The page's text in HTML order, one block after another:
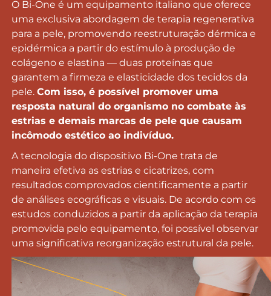
O Bi-One é um equipamento italiano que oferece
uma exclusiva abordagem de terapia regenerativa
para a pele, promovendo reestruturação dérmica e
epidérmica a partir do estímulo à produção de
colágeno e elastina — duas proteínas que
garantem a firmeza e elasticidade dos tecidos da
pele.Com isso, é possível promover uma
resposta natural do organismo no combate às
estrias e demais marcas de pele que causam
incômodo estético ao indivíduo.
A tecnologia do dispositivo Bi-One trata de
maneira efetiva as estrias e cicatrizes, com
resultados comprovados cientificamente a partir
de análises ecográficas e visuais. De acordo com os
estudos conduzidos a partir da aplicação da terapia
promovida pelo equipamento, foi possível observar
uma significativa reorganização estrutural da pele.